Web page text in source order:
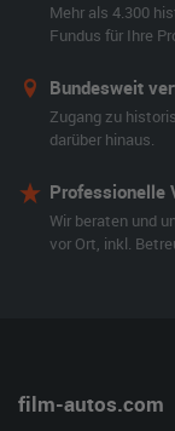
Mehr als 4.300
Fundus für Ihre
Bundesweit
Zugang zu
darüber hinaus.
Professionelle
Wir beraten und
vor Ort, inkl.
film-autos.com